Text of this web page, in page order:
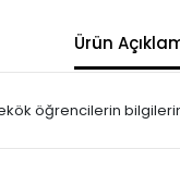
Ürün
öğrencilerin